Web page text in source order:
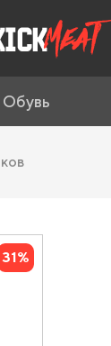
Обувь
31%